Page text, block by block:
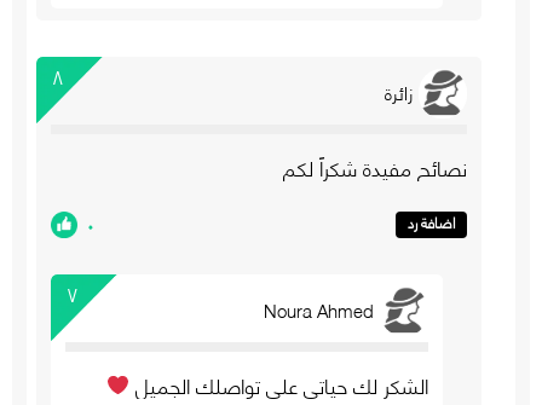
٨ زائرة
نصائح مفيدة شكراً لكم
اضافة رد ٠
٧ Noura Ahmed
الشكر لك حياتي على تواصلك الجميل